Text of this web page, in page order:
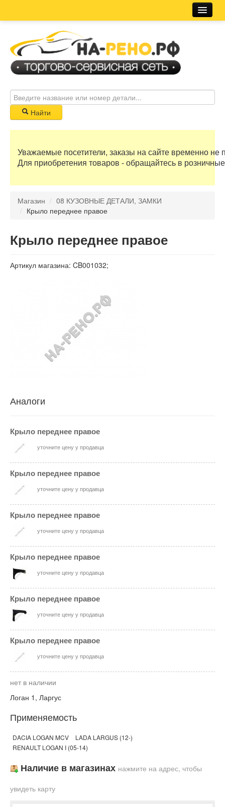
Магазин
Новости
Автосервис
Корзина
0 руб
Регистрация
Найти
Уважаемые посетители, заказы на сайте временно не
Для приобретения товаров - обращайтесь в
Магазин / 08 КУЗОВНЫЕ ДЕТАЛИ, ЗАМКИ
/ Крыло переднее правое
Крыло переднее правое
Артикул магазина: CB001032;
Аналоги
Крыло переднее правое
уточните цену у продавца
Крыло переднее правое
уточните цену у продавца
Крыло переднее правое
уточните цену у продавца
Крыло переднее правое
уточните цену у продавца
Крыло переднее правое
уточните цену у продавца
Крыло переднее правое
уточните цену у продавца
нет в наличии
Логан 1, Ларгус
Применяемость
DACIA LOGAN MCV
LADA LARGUS (12-)
RENAULT LOGAN I (05-14)
Наличие в магазинах нажмите на адрес, чтобы
увидеть карту